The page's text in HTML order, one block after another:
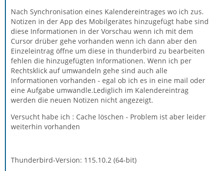
Nach Synchronisation eines Kalendereintrages wo ich zus.
Notizen in der App des Mobilgerätes hinzugefügt habe sind
diese Informationen in der Vorschau wenn ich mit dem
Cursor drüber gehe vorhanden wenn ich dann aber den
Einzeleintrag öffne um diese in thunderbird zu bearbeiten
fehlen die hinzugefügten Informationen. Wenn ich per
Rechtsklick auf umwandeln gehe sind auch alle
Informationen vorhanden - egal ob ich es in eine mail oder
eine Aufgabe umwandle.Lediglich im Kalendereintrag
werden die neuen Notizen nicht angezeigt.
Versucht habe ich : Cache löschen - Problem ist aber leider
weiterhin vorhanden
Thunderbird-Version: 115.10.2 (64-bit)